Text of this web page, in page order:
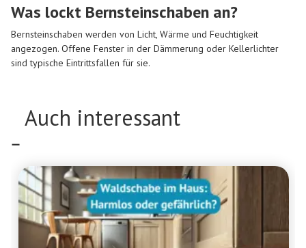
Was lockt Bernsteinschaben an?
Bernsteinschaben werden von Licht, Wärme und Feuchtigkeit
angezogen. Offene Fenster in der Dämmerung oder Kellerlichter
sind typische Eintrittsfallen für sie.
Auch interessant